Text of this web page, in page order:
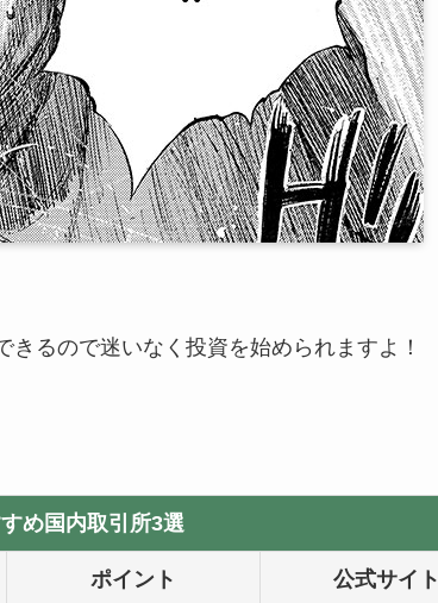
るので迷いなく投資を始められますよ！
め国内取引所3選
ポイント 公式サイト